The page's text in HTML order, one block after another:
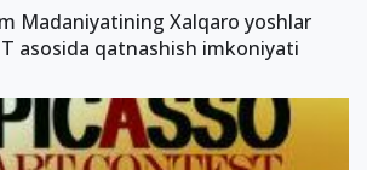
Madaniyatining Xalqaro yoshlar
asosida qatnashish imkoniyati